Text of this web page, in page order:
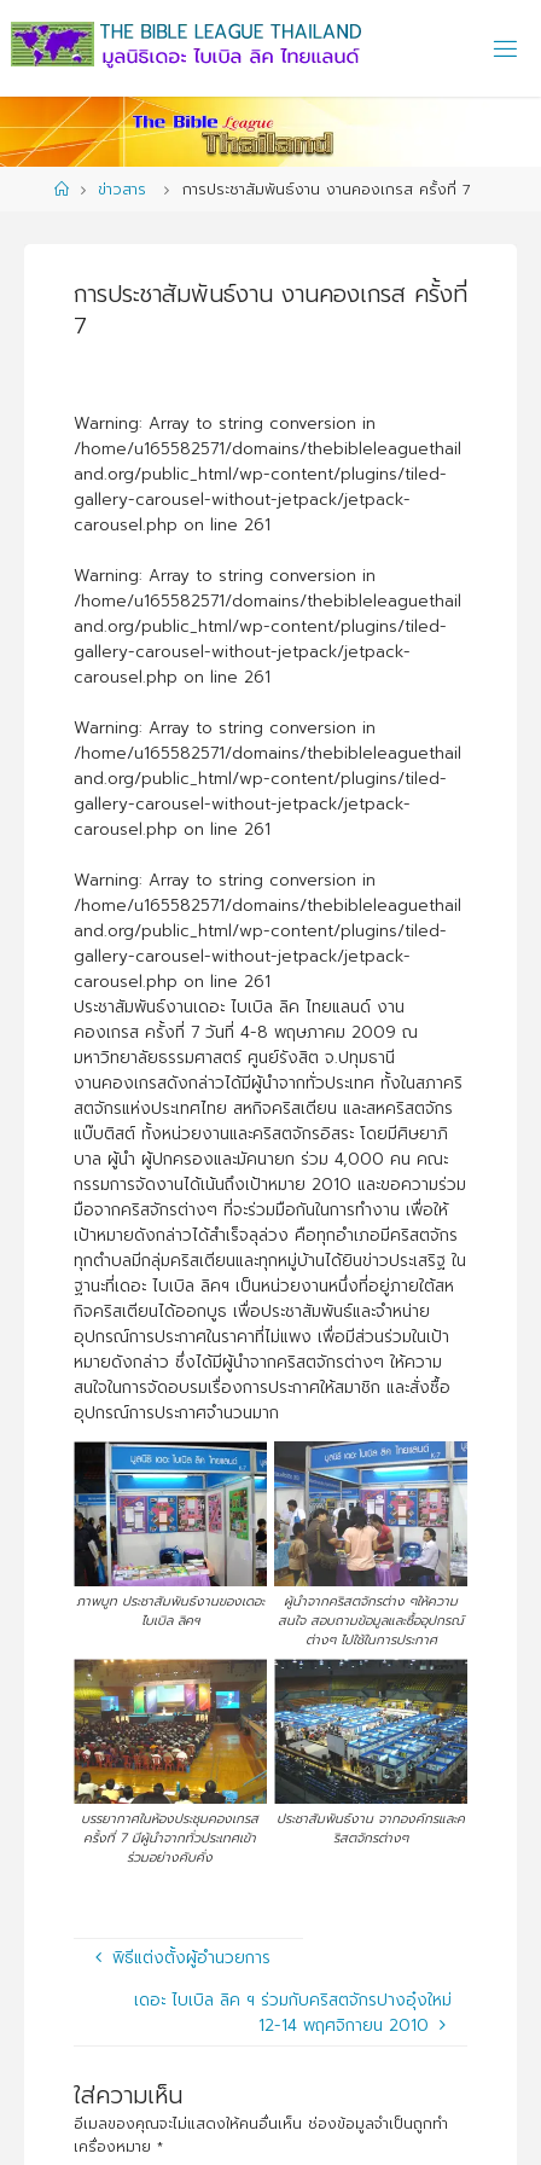
to
content
Homeข่าวสาร การประชาสัมพันธ์งาน งานคองเกรส ครั้งที่ 7
การประชาสัมพันธ์งาน งานคองเกรส ครั้งที่
7
Warning: Array to string conversion in
/home/u165582571/domains/thebibleleaguethail
and.org/public_html/wp-content/plugins/tiled-
gallery-carousel-without-jetpack/jetpack-
carousel.php on line 261
Warning: Array to string conversion in
/home/u165582571/domains/thebibleleaguethail
and.org/public_html/wp-content/plugins/tiled-
gallery-carousel-without-jetpack/jetpack-
carousel.php on line 261
Warning: Array to string conversion in
/home/u165582571/domains/thebibleleaguethail
and.org/public_html/wp-content/plugins/tiled-
gallery-carousel-without-jetpack/jetpack-
carousel.php on line 261
Warning: Array to string conversion in
/home/u165582571/domains/thebibleleaguethail
and.org/public_html/wp-content/plugins/tiled-
gallery-carousel-without-jetpack/jetpack-
carousel.php on line 261
ประชาสัมพันธ์งานเดอะ ไบเบิล ลิค ไทยแลนด์ งาน
คองเกรส ครั้งที่ 7 วันที่ 4-8 พฤษภาคม 2009 ณ
มหาวิทยาลัยธรรมศาสตร์ ศูนย์รังสิต จ.ปทุมธานี
งานคองเกรสดังกล่าวได้มีผู้นำจากทั่วประเทศ ทั้งในสภาคริ
สตจักรแห่งประเทศไทย สหกิจคริสเตียน และสหคริสตจักร
แบ๊บติสต์ ทั้งหน่วยงานและคริสตจักรอิสระ โดยมีศิษยาภิ
บาล ผู้นำ ผู้ปกครองและมัคนายก ร่วม 4,000 คน คณะ
กรรมการจัดงานได้เน้นถึงเป้าหมาย 2010 และขอความร่วม
มือจากคริสจักรต่างๆ ที่จะร่วมมือกันในการทำงาน เพื่อให้
เป้าหมายดังกล่าวได้สำเร็จลุล่วง คือทุกอำเภอมีคริสตจักร
ทุกตำบลมีกลุ่มคริสเตียนและทุกหมู่บ้านได้ยินข่าวประเสริฐ ใน
ฐานะที่เดอะ ไบเบิล ลิคฯ เป็นหน่วยงานหนึ่งที่อยู่ภายใต้สห
กิจคริสเตียนได้ออกบูธ เพื่อประชาสัมพันธ์และจำหน่าย
อุปกรณ์การประกาศในราคาที่ไม่แพง เพื่อมีส่วนร่วมในเป้า
หมายดังกล่าว ซึ่งได้มีผู้นำจากคริสตจักรต่างๆ ให้ความ
สนใจในการจัดอบรมเรื่องการประกาศให้สมาชิก และสั่งซื้อ
อุปกรณ์การประกาศจำนวนมาก
ภาพบูท ประชาสัมพันธ์งานของเดอะ
ไบเบิล ลิคฯ
ผู้นำจากคริสตจักรต่าง ๆให้ความ
สนใจ สอบถามข้อมูลและซื้ออุปกรณ์
ต่างๆ ไปใช้ในการประกาศ
บรรยากาศในห้องประชุมคองเกรส
ครั้งที่ 7 มีผู้นำจากทั่วประเทศเข้า
ร่วมอย่างคับคั่ง
ประชาสัมพันธ์งาน จากองค์กรและค
ริสตจักรต่างๆ
พิธีแต่งตั้งผู้อำนวยการ
เดอะ ไบเบิล ลิค ฯ ร่วมกับคริสตจักรปางอุ๋งใหม่
12-14 พฤศจิกายน 2010
ใส่ความเห็น
อีเมลของคุณจะไม่แสดงให้คนอื่นเห็น ช่องข้อมูลจำเป็นถูกทำ
เครื่องหมาย *